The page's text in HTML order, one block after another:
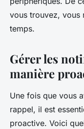
vous trouvez, vous
temps.
Gérer les
manière
Une fois que vous
rappel, il est
proactive. Voici